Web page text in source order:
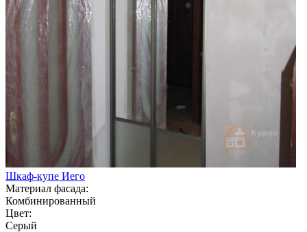
Шкаф-купе Иего
Материал фасада:
Комбинированный
Цвет:
Серый